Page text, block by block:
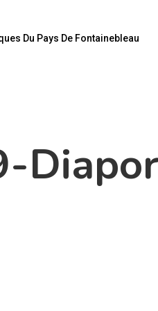
Du Pays De Fontainebleau